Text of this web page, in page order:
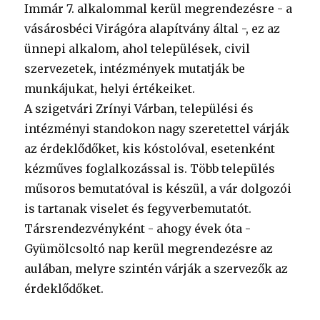
Immár 7. alkalommal kerül megrendezésre - a
vásárosbéci Virágóra alapítvány által -, ez az
ünnepi alkalom, ahol települések, civil
szervezetek, intézmények mutatják be
munkájukat, helyi értékeiket.
A szigetvári Zrínyi Várban, települési és
intézményi standokon nagy szeretettel várják
az érdeklődőket, kis kóstolóval, esetenként
kézműves foglalkozással is. Több település
műsoros bemutatóval is készül, a vár dolgozói
is tartanak viselet és fegyverbemutatót.
Társrendezvényként - ahogy évek óta -
Gyümölcsoltó nap kerül megrendezésre az
aulában, melyre szintén várják a szervezők az
érdeklődőket.